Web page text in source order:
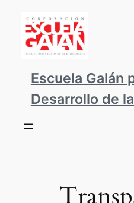
contenido
Escuela Galán
Desarrollo de